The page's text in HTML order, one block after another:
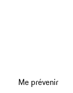
Me prévenir